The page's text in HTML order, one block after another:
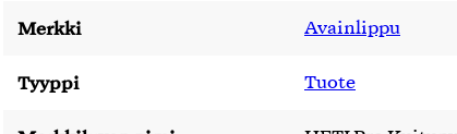
Merkki Avainlippu
Tyyppi Tuote